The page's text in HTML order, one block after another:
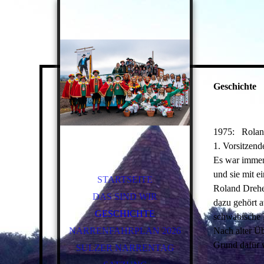
STARTSEITE
DAS SIND WIR
GESCHICHTE
NARRENFAHRPLAN 2026
SULZER NARRENTAG
Geschichte
1975:
1.
Es war
und sie mit
Roland
dazu gehört
schwäbische
Nach alter
Grund dafür